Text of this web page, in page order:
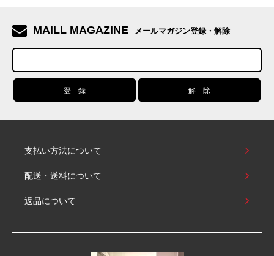
MAILL MAGAZINE メールマガジン登録・解除
支払い方法について
配送・送料について
返品について